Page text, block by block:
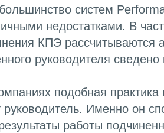
систем
недостатками. В
КПЭ рассчитываются
руководителя
подобная практика
руководитель. Именно он
работы